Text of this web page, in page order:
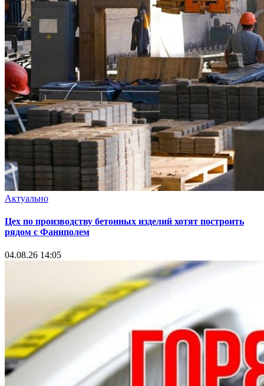
Актуально
Цех по производству бетонных изделий хотят построить
рядом с Фаниполем
04.08.26 14:05